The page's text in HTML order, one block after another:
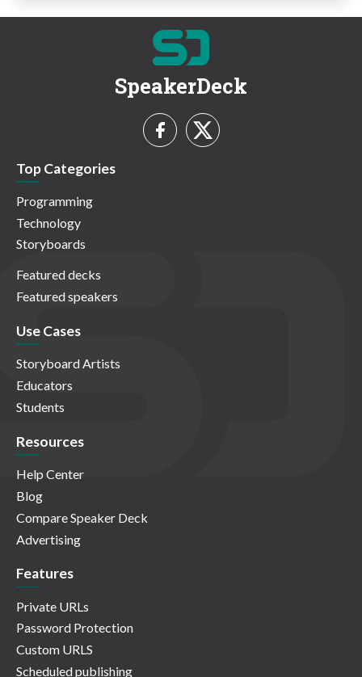
SpeakerDeck
Top Categories
Programming
Technology
Storyboards
Featured decks
Featured speakers
Use Cases
Storyboard Artists
Educators
Students
Resources
Help Center
Blog
Compare Speaker Deck
Advertising
Features
Private URLs
Password Protection
Custom URLS
Scheduled publishing